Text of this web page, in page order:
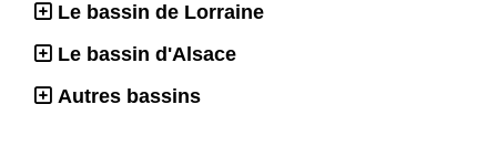
Le bassin de Lorraine
Le bassin d'Alsace
Autres bassins